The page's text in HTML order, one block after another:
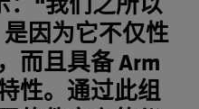
：“我们之所以
是因为它不仅性
而且具备 Arm
性。通过此组